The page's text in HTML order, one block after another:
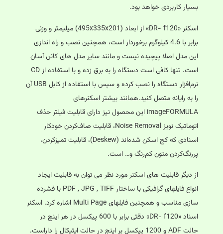
بسیار کاربردی خواهد بود.
اسکنر «DR- f120» از ابعاد (495x335x201) میلیمتر و وزنی
برابر با 4.6 کیلوگرم برخوردار است، همچنین نصب و راه اندازی
این مدل اصلا پیچیده نیست و مانند سایر مدل های کانن آسان
است. تنها کافی است دستگاه را به برق زده و با استفاده از CD
نرم‌افزار دستگاه را نصب کرده و سپس با استفاده از کابل USB آن
را به رایانه متصل کنید.همانند بیشتر اسکنرهای
imageFORMULA این محصول نیز دارای قابلیت فیلتر حذف
اتوماتیک نویز Noise Removal، قابلیت صاف‌کردن خودکار
اسنادی که کج اسکن شده‌اند (Deskew)، قابلیت تمیزکردن،
پررنگ‌کردن متون کم‌رنگ و… است.
از دیگر قابلیت های اسکنر مورد نظر می توان به قابلیت ایجاد
انواع فایلهای گرافیکی با ساختار PDF , JPG , TIFF با فشرده
سازی مناسب و همچنین فایلهای Multi Page اشاره کرد. اسکنر
اسناد «DR- f120» دقتی برابر با 600 پیکسل در هر اینچ در
حالت ADF و 1200 پیکسل بر اینچ در حالت اپتیکال را داراست.